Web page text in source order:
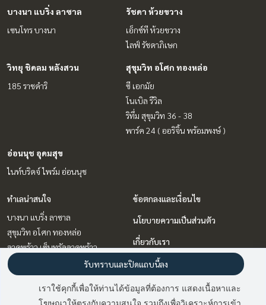
บางนา แบริ่ง ลาซาล
เซนโทร บางนา
รัชดา ห้วยขวาง
เอ็กซ์ที ห้วยขวาง
ไลฟ์ รัชดาภิเษก
วิทยุ ชิดลม หลังสวน
185 ราชดำริ
สุขุมวิท อโศก ทองหล่อ
ซี เอกมัย
โนเบิล รีวิล
ริทึ่ม สุขุมวิท 36 - 38
พาร์ค 24 ( ออริจิ้น พร้อมพงษ์ )
อ่อนนุช อุดมสุข
ไนท์บริดจ์ ไพร์ม อ่อนนุช
ทำเลน่าสนใจ
บางนา แบริ่ง ลาซาล
สุขุมวิท อโศก ทองหล่อ
ลาดพร้าว เซ็นทรัลลาดพร้าว
รัชดา ห้วยขวาง
วิทยุ ชิดลม หลังสวน
พระราม 9 เพชรบุรีตัดใหม่ RCA
ข้อตกลงและเงื่อนไข
นโยบายความเป็นส่วนตัว
เกี่ยวกับเรา
วิธีการฝากขาย-เช่า
ติดต่อ
เราใช้คุกกี้เพื่อให้ท่านได้ข้อมูลที่ต้องการ แสดงเนื้อหาและ
รับทราบและปิดแถบนี้ลง